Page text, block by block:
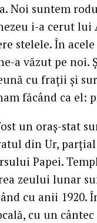
Noi suntem
i-a cerut lui
stelele. În
a văzut pe
cu frații și
făcând ca el:
un oraș-stat
din Ur,
Papei.
zeului lunar
cu anii 1920.
cu un